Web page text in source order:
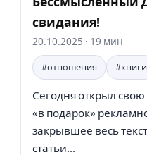
свидания!
20.10.2025 · 19 мин
#отношения
#книги
Сегодня открыл
«в подарок»
закрывшее весь
статьи...